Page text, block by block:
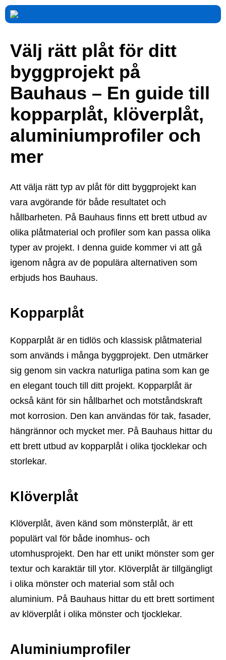
Välj rätt plåt för ditt
byggprojekt på
Bauhaus – En guide till
kopparplåt, klöverplåt,
aluminiumprofiler och
mer
Att välja rätt typ av plåt för ditt byggprojekt kan
vara avgörande för både resultatet och
hållbarheten. På Bauhaus finns ett brett utbud av
olika plåtmaterial och profiler som kan passa olika
typer av projekt. I denna guide kommer vi att gå
igenom några av de populära alternativen som
erbjuds hos Bauhaus.
Kopparplåt
Kopparplåt är en tidlös och klassisk plåtmaterial
som används i många byggprojekt. Den utmärker
sig genom sin vackra naturliga patina som kan ge
en elegant touch till ditt projekt. Kopparplåt är
också känt för sin hållbarhet och motståndskraft
mot korrosion. Den kan användas för tak, fasader,
hängrännor och mycket mer. På Bauhaus hittar du
ett brett utbud av kopparplåt i olika tjocklekar och
storlekar.
Klöverplåt
Klöverplåt, även känd som mönsterplåt, är ett
populärt val för både inomhus- och
utomhusprojekt. Den har ett unikt mönster som ger
textur och karaktär till ytor. Klöverplåt är tillgängligt
i olika mönster och material som stål och
aluminium. På Bauhaus hittar du ett brett sortiment
av klöverplåt i olika mönster och tjocklekar.
Aluminiumprofiler